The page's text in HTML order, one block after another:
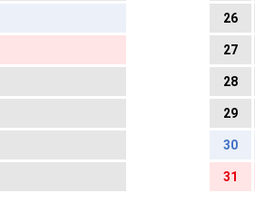
26
27
28
29
30
31